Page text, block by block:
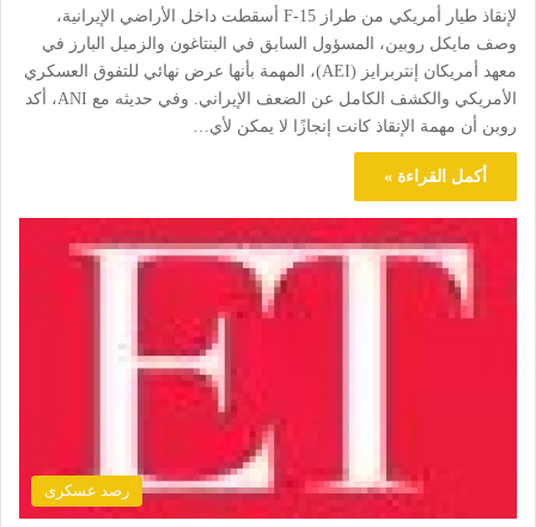
لإنقاذ طيار أمريكي من طراز F-15 أسقطت داخل الأراضي الإيرانية،
وصف مايكل روبين، المسؤول السابق في البنتاغون والزميل البارز في
معهد أمريكان إنتربرايز (AEI)، المهمة بأنها عرض نهائي للتفوق العسكري
الأمريكي والكشف الكامل عن الضعف الإيراني. وفي حديثه مع ANI، أكد
روبن أن مهمة الإنقاذ كانت إنجازًا لا يمكن لأي…
أكمل القراءة »
رصد عسكرى